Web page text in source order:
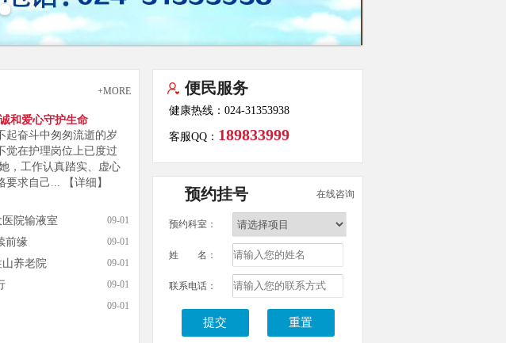
+MORE
和爱心守护生命
起奋斗中匆匆流逝的岁
觉在护理岗位上已度过
，工作认真踏实、虚心
要求自己...
【详细】
院输液室 09-01
前缘 09-01
养老院 09-01
09-01
09-01
便民服务
健康热线：024-31353938
客服QQ： 189833999
预约挂号 在线咨询
预约科室：
姓 名：
联系电话：